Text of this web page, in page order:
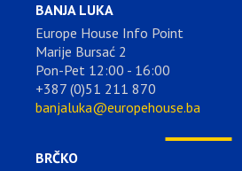
BANJA LUKA
Europe House Info Point
Marije Bursać 2
Pon-Pet 12:00 - 16:00
+387 (0)51 211 870
banjaluka@europehouse.ba
BRČKO